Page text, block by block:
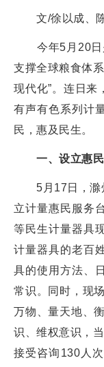
文/徐以成、
今年5月20日
支撑全球粮食体
现代化”。连日来
有声有色系列计
民，惠及民生。
一、设立惠民
5月17日，滁州
立计量惠民服务
等民生计量器具
计量器具的老百
具的使用方法、
常识。同时，现
万物、量天地、
识、维权意识，
接受咨询130人